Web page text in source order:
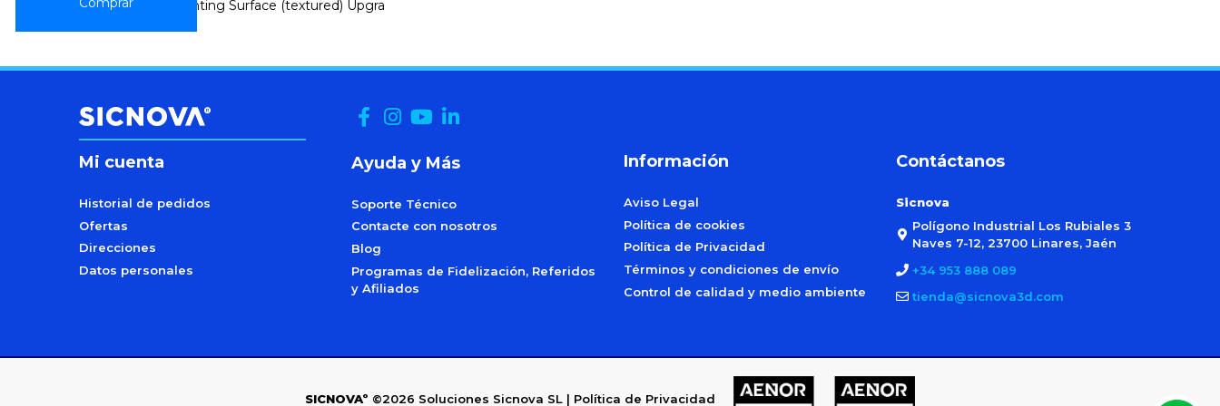
Epsilon Flexible Printing Surface (textured) Upgra
Mi cuenta
Historial de pedidos
Ofertas
Direcciones
Datos personales
Ayuda y Más
Soporte Técnico
Contacte con nosotros
Blog
Programas de Fidelización, Referidos
y Afiliados
Información
Aviso Legal
Política de cookies
Política de Privacidad
Términos y condiciones de envío
Control de calidad y medio ambiente
Contáctanos
Sicnova
Polígono Industrial Los Rubiales 3
Naves 7-12, 23700 Linares, Jaén
+34 953 888 089
tienda@sicnova3d.com
SICNOVAº ©2026 Soluciones Sicnova SL | Política de Privacidad